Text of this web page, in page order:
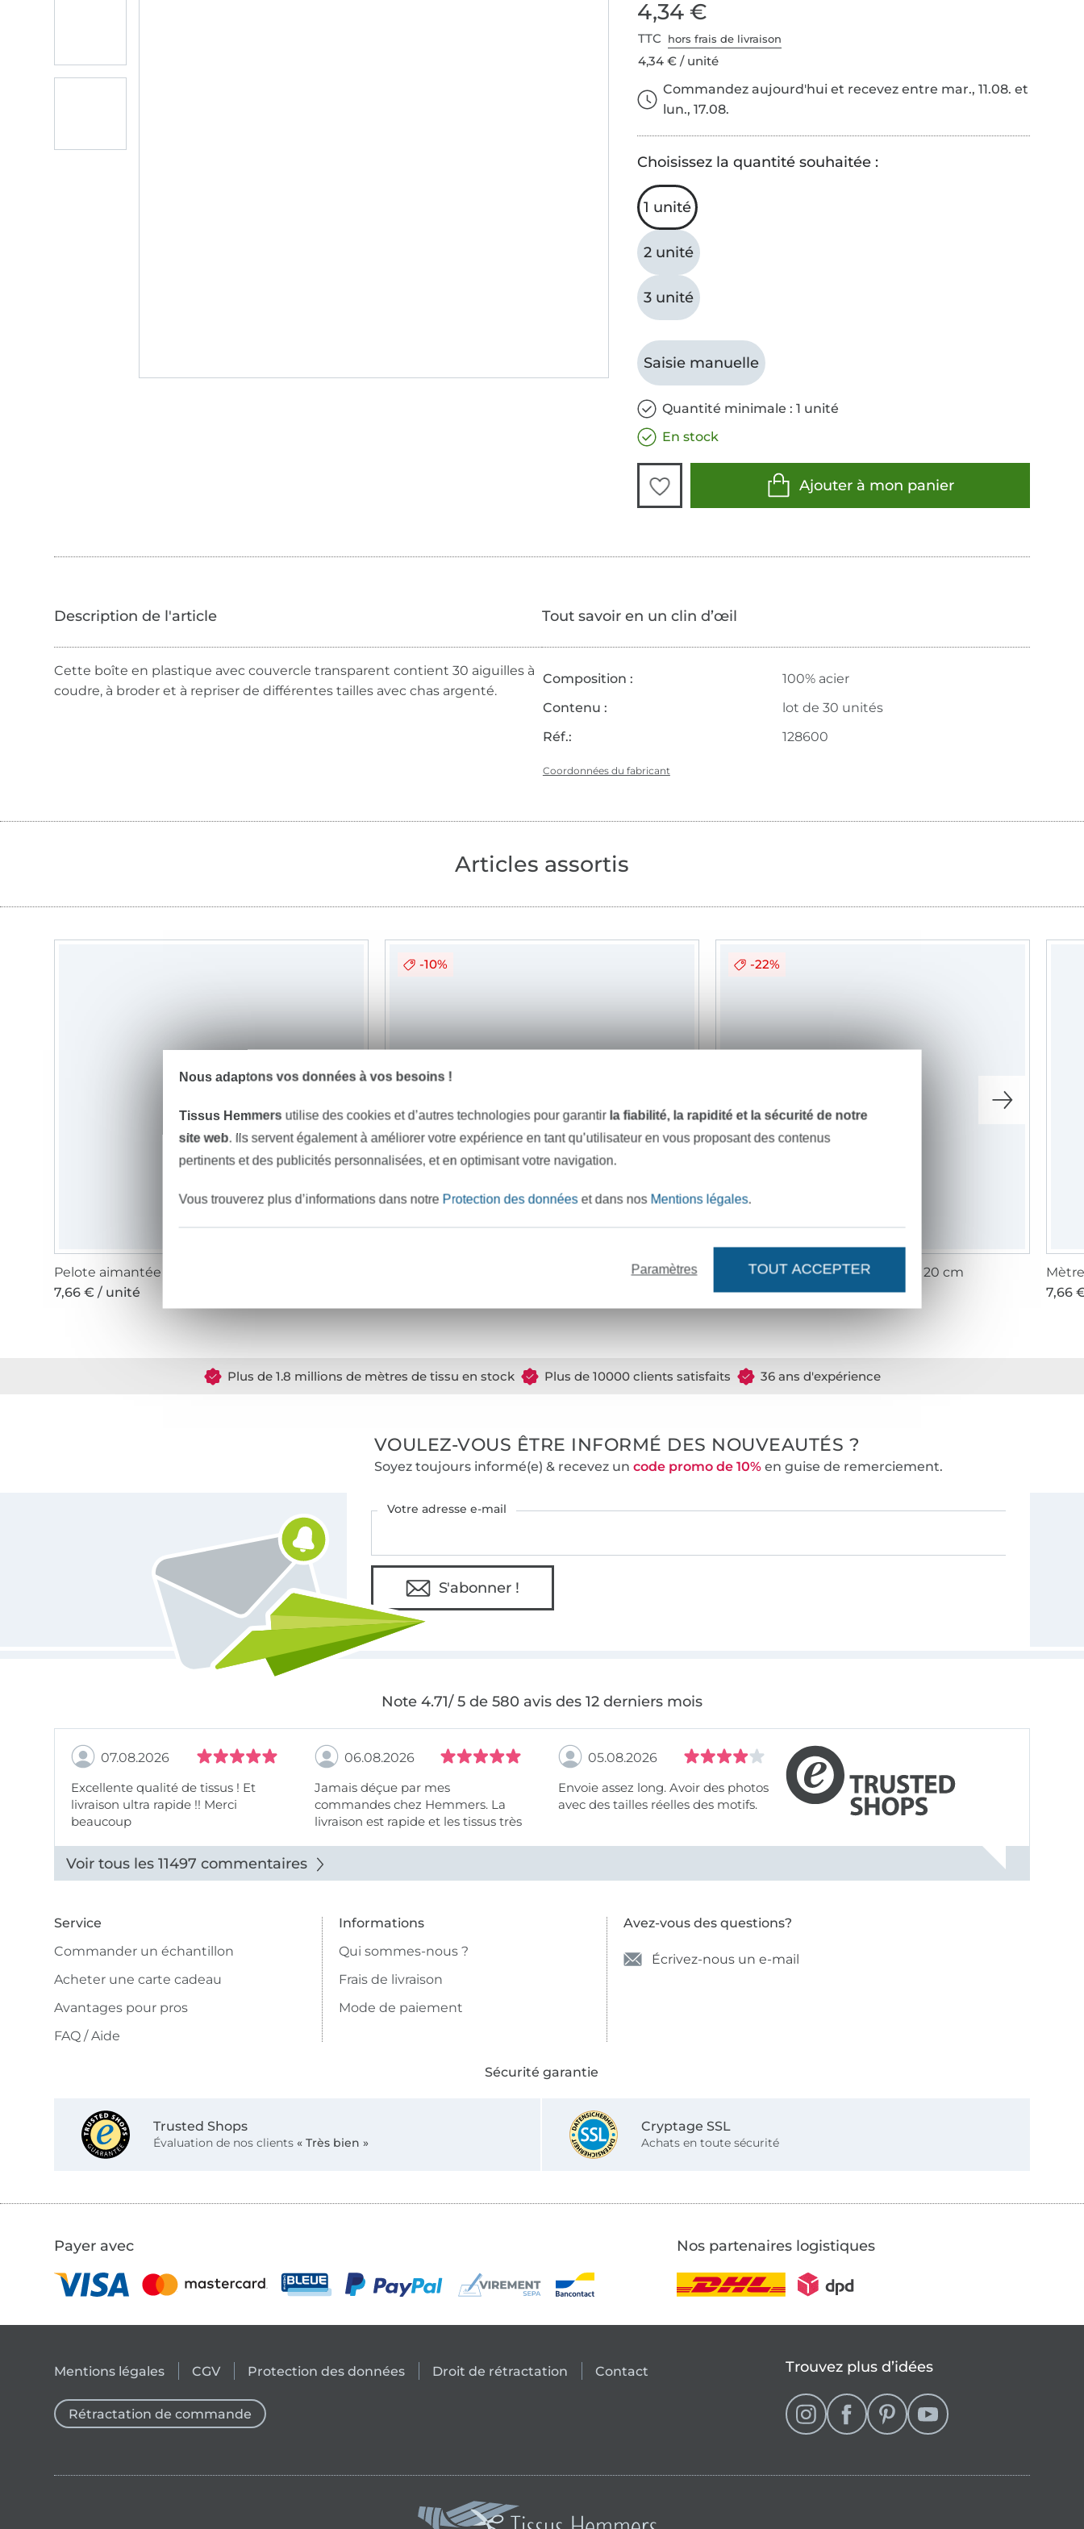
4,34 €
TTC hors frais de livraison
4,34 € / unité
Commandez aujourd'hui et recevez entre mar., 11.08. et
lun., 17.08.
Choisissez la quantité souhaitée :
1 unité
2 unité
3 unité
Saisie manuelle
Quantité minimale : 1 unité
En stock
Ajouter à mon panier
Cette boîte en plastique avec couvercle transparent contient 30 aiguilles à
coudre, à broder et à repriser de différentes tailles avec chas argenté.
Tout savoir en un clin d’œil
Composition :
100% acier
Contenu :
lot de 30 unités
Réf.:
128600
Coordonnées du fabricant
Articles assortis
Pelote aimantée pour épingles
7,66 € / unité
-10% -22%
Règle couture Stoffe Hemmers, 20 cm
1,97 € / unité 2,52 € / unité
7,66
Plus de 1.8 millions de mètres de tissu en stock Plus de 10000 clients satisfaits 36 ans d'expérience
VOULEZ-VOUS ÊTRE INFORMÉ DES NOUVEAUTÉS ?
Soyez toujours informé(e) & recevez un code promo de 10%en guise de remerciement.
Votre adresse e-mail
S'abonner !
Note 4.71/ 5 de 580 avis des 12 derniers mois
07.08.2026
Excellente qualité de tissus ! Et
livraison ultra rapide !! Merci
beaucoup
06.08.2026
Jamais déçue par mes
commandes chez Hemmers. La
livraison est rapide et les tissus très
05.08.2026
Envoie assez long. Avoir des photos
avec des tailles réelles des motifs.
Voir tous les 11497 commentaires
Service
Commander un échantillon
Acheter une carte cadeau
Avantages pour pros
FAQ / Aide
Informations
Qui sommes-nous ?
Frais de livraison
Mode de paiement
Avez-vous des questions?
Écrivez-nous un e-mail
Sécurité garantie
Trusted Shops
Évaluation de nos clients « Très bien »
Cryptage SSL
Achats en toute sécurité
Payer avec Nos partenaires logistiques
Mentions légales CGV Protection des données Droit de rétractation Contact
Rétractation de commande
Trouvez plus d’idées
Nous adaptons vos données à vos besoins !
Tissus Hemmers utilise des cookies et d’autres technologies pour garantir la fiabilité, la rapidité et la sécurité de notre
site web. Ils servent également à améliorer votre expérience en tant qu’utilisateur en vous proposant des contenus
pertinents et des publicités personnalisées, et en optimisant votre navigation.
Vous trouverez plus d’informations dans notre Protection des donnéeset dans nos Mentions légales.
Paramètres TOUT ACCEPTER